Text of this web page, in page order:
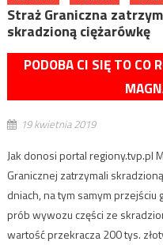
Straż Graniczna
skradzioną ciężarówkę
PODOBA CI SIĘ TO CO
19 kwietnia 2019
Jak donosi portal regiony.tvp.pl
Granicznej zatrzymali
dniach, na tym samym
prób wywozu części ze
wartość przekracza 200 tys.